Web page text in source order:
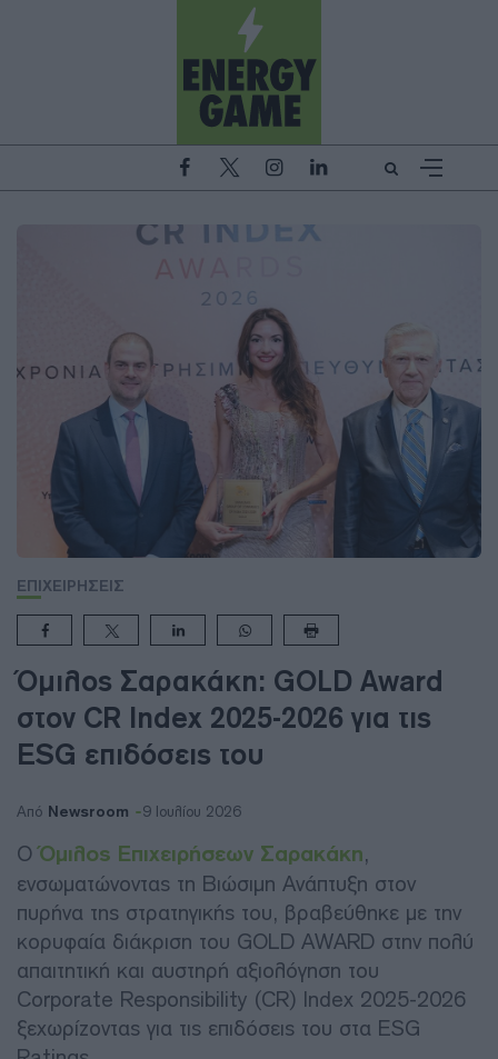
ΕΠΙΧΕΙΡΗΣΕΙΣ
Όμιλος Σαρακάκη: GOLD Award
στον CR Index 2025-2026 για τις
ESG επιδόσεις του
Από Newsroom 9 Ιουλίου 2026
ΟΌμιλος Επιχειρήσεων Σαρακάκη,
ενσωματώνοντας τη Βιώσιμη Ανάπτυξη στον
πυρήνα της στρατηγικής του, βραβεύθηκε με την
κορυφαία διάκριση του GOLD AWARD στην πολύ
απαιτητική και αυστηρή αξιολόγηση του
Corporate Responsibility (CR) Index 2025-2026
ξεχωρίζοντας για τις επιδόσεις του στα ESG